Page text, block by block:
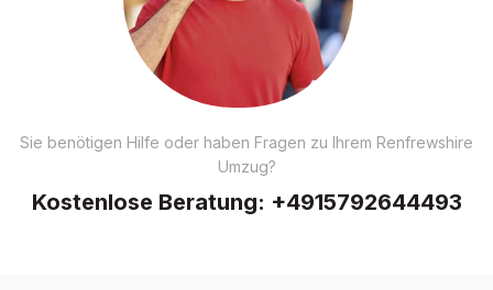
Sie benötigen Hilfe oder haben Fragen zu Ihrem Renfrewshire
Umzug?
Kostenlose Beratung: +4915792644493